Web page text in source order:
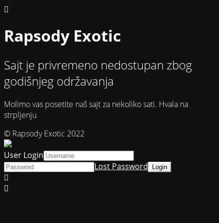
Rapsody Exotic
Sajt je privremeno nedostupan zbog
godišnjeg održavanja
Molimo vas posetite naš sajt za nekoliko sati. Hvala na
strpljenju
© Rapsody Exotic 2022
User Login
Lost Password